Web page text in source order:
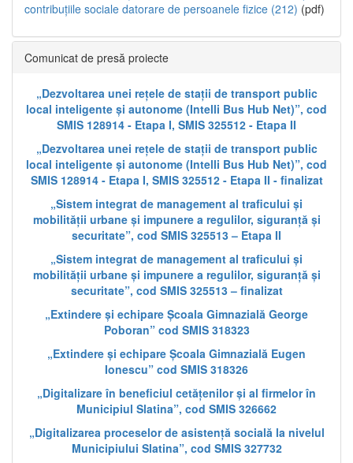
contribuțiile sociale datorare de persoanele fizice (212) (pdf)
Comunicat de presă proiecte
„Dezvoltarea unei rețele de stații de transport public
local inteligente și autonome (Intelli Bus Hub Net)”, cod
SMIS 128914 - Etapa I, SMIS 325512 - Etapa II
„Dezvoltarea unei rețele de stații de transport public
local inteligente și autonome (Intelli Bus Hub Net)”, cod
SMIS 128914 - Etapa I, SMIS 325512 - Etapa II - finalizat
„Sistem integrat de management al traficului și
mobilității urbane și impunere a regulilor, siguranță și
securitate”, cod SMIS 325513 – Etapa II
„Sistem integrat de management al traficului și
mobilității urbane și impunere a regulilor, siguranță și
securitate”, cod SMIS 325513 – finalizat
„Extindere și echipare Școala Gimnazială George
Poboran” cod SMIS 318323
„Extindere și echipare Școala Gimnazială Eugen
Ionescu” cod SMIS 318326
„Digitalizare în beneficiul cetățenilor și al firmelor în
Municipiul Slatina”, cod SMIS 326662
„Digitalizarea proceselor de asistență socială la nivelul
Municipiului Slatina”, cod SMIS 327732